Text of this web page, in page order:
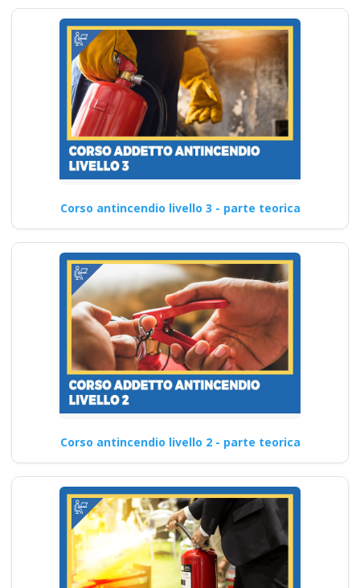
Corso antincendio livello 3 - parte teorica
Corso antincendio livello 2 - parte teorica